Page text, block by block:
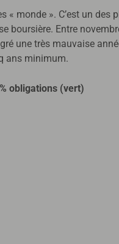
monde ». C’est un des
boursière. Entre
une très mauvaise
ans minimum.
obligations (vert)